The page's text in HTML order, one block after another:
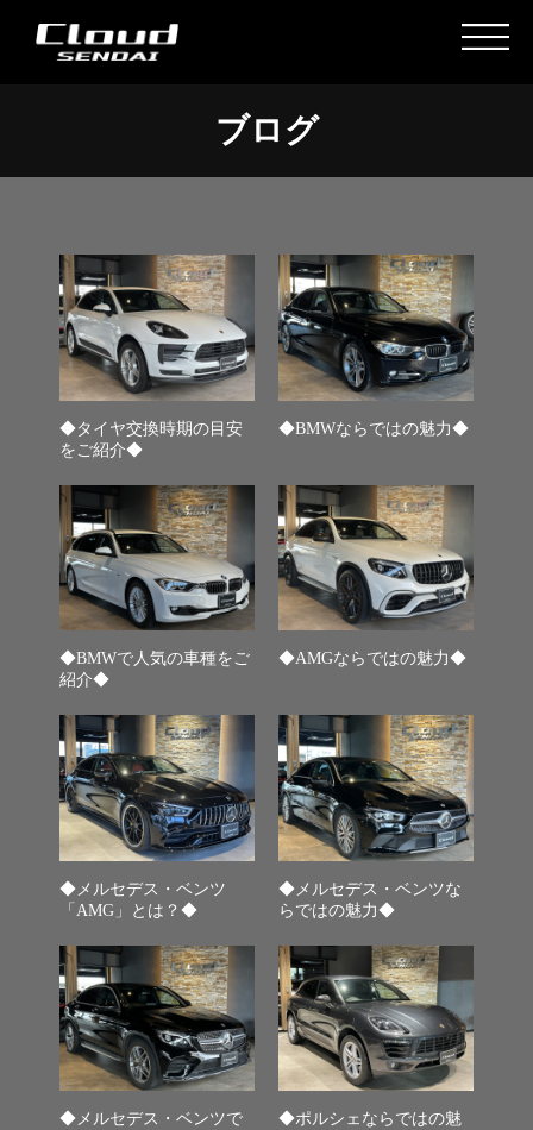
ブログ
◆タイヤ交換時期の目安
をご紹介◆
◆BMWならではの魅力◆
◆BMWで人気の車種をご
紹介◆
◆AMGならではの魅力◆
◆メルセデス・ベンツ
「AMG」とは？◆
◆メルセデス・ベンツな
らではの魅力◆
◆メルセデス・ベンツで
◆ポルシェならではの魅